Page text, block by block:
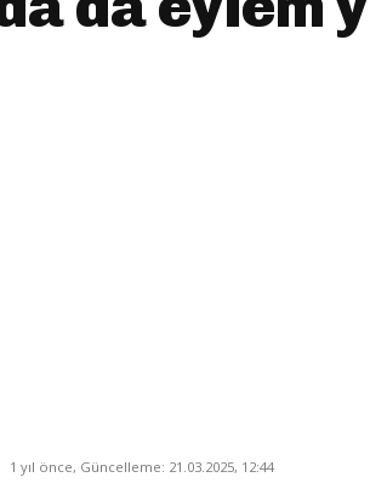
1 yıl önce, Güncelleme: 21.03.2025, 12:44